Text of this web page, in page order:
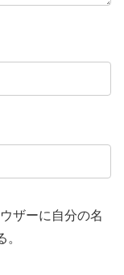
ザーに自分の名